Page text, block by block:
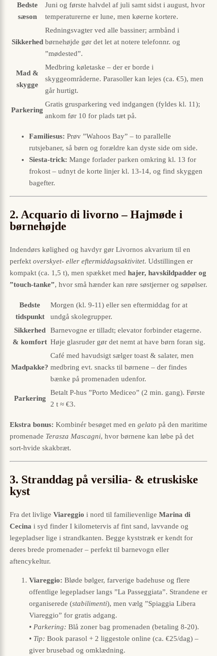
Bedste
sæson
Juni og første halvdel af juli samt sidst i august, hvor
temperaturerne er lune, men køerne kortere.
Sikkerhed
Redningsvagter ved alle bassiner; armbånd i
børnehøjde gør det let at notere telefonnr. og
”mødested”.
Mad &
skygge
Medbring køletaske – der er borde i
skyggeområderne. Parasoller kan lejes (ca. €5), men
går hurtigt.
Parkering
Gratis grusparkering ved indgangen (fyldes kl. 11);
ankom før 10 for plads tæt på.
Familiesus: Prøv ”Wahoos Bay” – to parallelle
rutsjebaner, så børn og forældre kan dyste side om side.
Siesta-trick: Mange forlader parken omkring kl. 13 for
frokost – udnyt de korte linjer kl. 13-14, og find skyggen
bagefter.
2. Acquario di livorno – Hajmøde i
børnehøjde
Indendørs kølighed og havdyr gør Livornos akvarium til en
perfekt overskyet- eller eftermiddagsaktivitet. Udstillingen er
kompakt (ca. 1,5 t), men spækket med hajer, havskildpadder og
”touch-tanke”, hvor små hænder kan røre søstjerner og søpølser.
Bedste
tidspunkt
Morgen (kl. 9-11) eller sen eftermiddag for at
undgå skolegrupper.
Sikkerhed
& komfort
Barnevogne er tilladt; elevator forbinder etagerne.
Høje glasruder gør det nemt at have børn foran sig.
Madpakke?
Café med havudsigt sælger toast & salater, men
medbring evt. snacks til børnene – der findes
bænke på promenaden udenfor.
Parkering
Betalt P-hus ”Porto Mediceo” (2 min. gang). Første
2 t ≈ €3.
Ekstra bonus: Kombinér besøget med en gelato på den maritime
promenade Terasza Mascagni, hvor børnene kan løbe på det
sort-hvide skakbræt.
3. Stranddag på versilia- & etruskiske
kyst
Fra det livlige Viareggio i nord til familievenlige Marina di
Cecina i syd finder I kilometervis af fint sand, lavvande og
legepladser lige i strandkanten. Begge kyststræk er kendt for
deres brede promenader – perfekt til barnevogn eller
aftencykeltur.
Viareggio: Bløde bølger, farverige badehuse og flere
offentlige legepladser langs ”La Passeggiata”. Strandene er
organiserede (stabilimenti), men vælg ”Spiaggia Libera
Viareggio” for gratis adgang.
• Parkering: Blå zoner bag promenaden (betaling 8-20).
• Tip: Book parasol + 2 liggestole online (ca. €25/dag) –
giver brusebad og omklædning.